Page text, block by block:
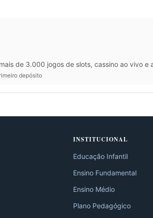
de 3.000 jogos de slots, cassino ao vivo e
depósito
INSTITUCIONAL
Educação Infantil
Ensino Fundamental
Ensino Médio
Plano Pedagógico